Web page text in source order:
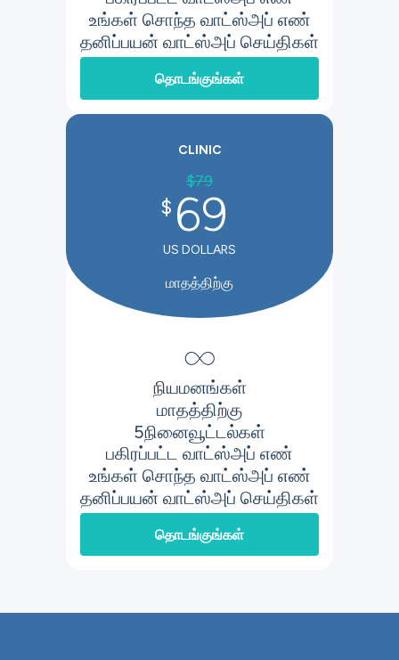
உங்கள் சொந்த வாட்ஸ்அப் எண்
தனிப்பயன் வாட்ஸ்அப் செய்திகள்
தொடங்குங்கள்
CLINIC
$79
$ 69
US DOLLARS
மாதத்திற்கு
∞
நியமனங்கள்
மாதத்திற்கு
5நினைவூட்டல்கள்
பகிரப்பட்ட வாட்ஸ்அப் எண்
உங்கள் சொந்த வாட்ஸ்அப் எண்
தனிப்பயன் வாட்ஸ்அப் செய்திகள்
தொடங்குங்கள்